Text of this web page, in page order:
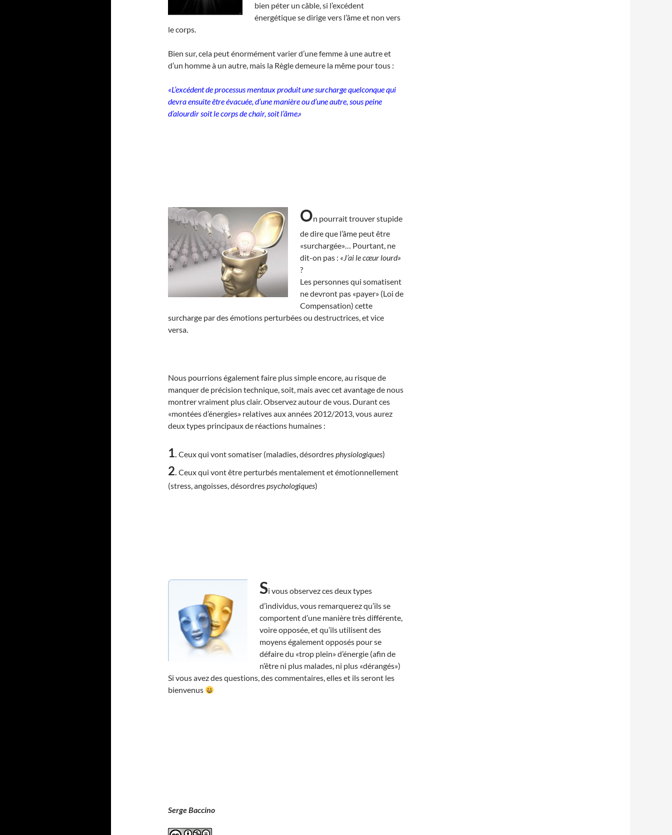
bien péter un câble, si l’excédent
énergétique se dirige vers l’âme et non vers
le corps.
Bien sur, cela peut énormément varier d’une femme à une autre et
d’un homme à un autre, mais la Règle demeure la même pour tous :
«L’excédent de processus mentaux produit une surcharge quelconque qui
devra ensuite être évacuée, d’une manière ou d’une autre, sous peine
d’alourdir soit le corps de chair, soit l’âme.»
On pourrait trouver stupide
de dire que l’âme peut être
«surchargée»… Pourtant, ne
dit-on pas : «J’ai le cœur lourd»
?
Les personnes qui somatisent
ne devront pas «payer» (Loi de
Compensation) cette
surcharge par des émotions perturbées ou destructrices, et vice
versa.
Nous pourrions également faire plus simple encore, au risque de
manquer de précision technique, soit, mais avec cet avantage de nous
montrer vraiment plus clair. Observez autour de vous. Durant ces
«montées d’énergies» relatives aux années 2012/2013, vous aurez
deux types principaux de réactions humaines :
1. Ceux qui vont somatiser (maladies, désordresphysiologiques)
2. Ceux qui vont être perturbés mentalement et émotionnellement
(stress, angoisses, désordrespsychologiques)
Si vous observez ces deux types
d’individus, vous remarquerez qu’ils se
comportent d’une manière très différente,
voire opposée, et qu’ils utilisent des
moyens également opposés pour se
défaire du «trop plein» d’énergie (afin de
n’être ni plus malades, ni plus «dérangés»)
Si vous avez des questions, des commentaires, elles et ils seront les
bienvenus
Serge Baccino